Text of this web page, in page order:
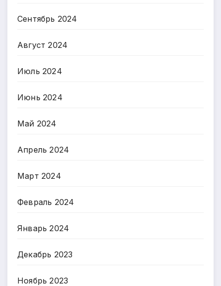
Сентябрь 2024
Август 2024
Июль 2024
Июнь 2024
Май 2024
Апрель 2024
Март 2024
Февраль 2024
Январь 2024
Декабрь 2023
Ноябрь 2023